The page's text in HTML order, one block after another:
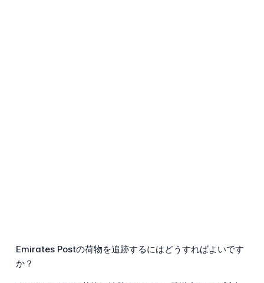
Emirates Postの荷物を追跡するにはどうすればよいです
か？